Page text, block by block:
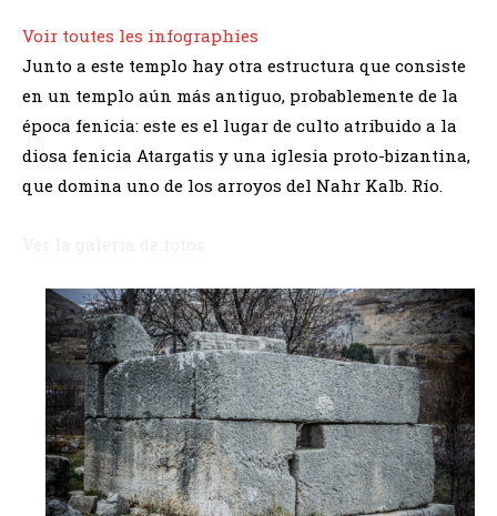
Voir toutes les infographies
Junto a este templo hay otra estructura que consiste
en un templo aún más antiguo, probablemente de la
época fenicia: este es el lugar de culto atribuido a la
diosa fenicia Atargatis y una iglesia proto-bizantina,
que domina uno de los arroyos del Nahr Kalb. Río.